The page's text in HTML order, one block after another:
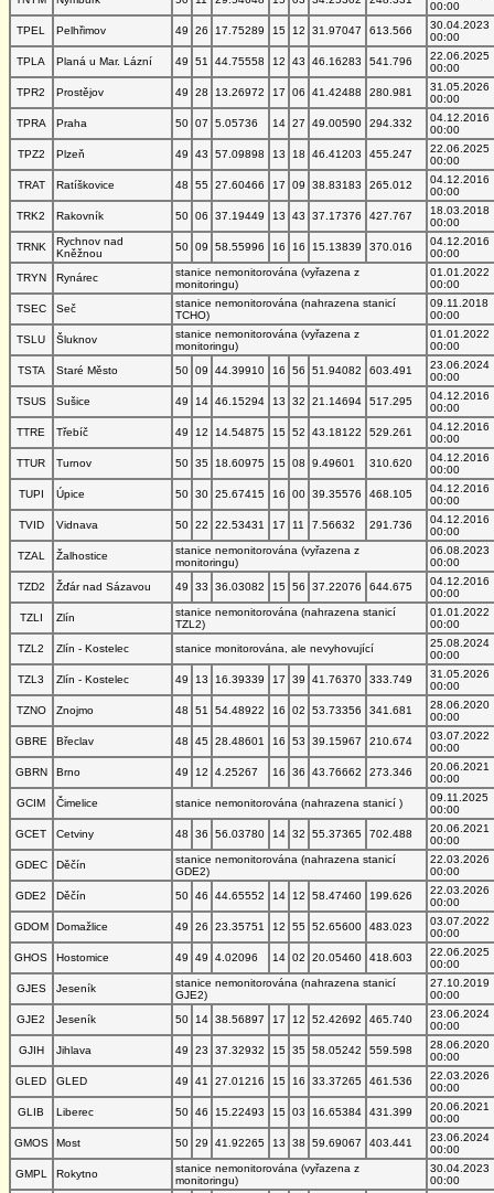
00:00
TPEL
Pelhřimov 49 26 17.75289 15 12 31.97047 613.566
30.04.2023
00:00
TPLA
Planá u Mar. Lázní 49 51 44.75558 12 43 46.16283 541.796
22.06.2025
00:00
TPR2
Prostějov 49 28 13.26972 17 06 41.42488 280.981
31.05.2026
00:00
TPRA
Praha 50 07 5.05736 14 27 49.00590 294.332
04.12.2016
00:00
TPZ2
Plzeň 49 43 57.09898 13 18 46.41203 455.247
22.06.2025
00:00
TRAT
Ratíškovice 48 55 27.60466 17 09 38.83183 265.012
04.12.2016
00:00
TRK2
Rakovník 50 06 37.19449 13 43 37.17376 427.767
18.03.2018
00:00
TRNK
Rychnov nad
Kněžnou
50 09 58.55996 16 16 15.13839 370.016
04.12.2016
00:00
TRYN
Rynárec
stanice nemonitorována (vyřazena z
monitoringu)
01.01.2022
00:00
TSEC
Seč
stanice nemonitorována (nahrazena stanicí
TCHO)
09.11.2018
00:00
TSLU
Šluknov
stanice nemonitorována (vyřazena z
monitoringu)
01.01.2022
00:00
TSTA
Staré Město 50 09 44.39910 16 56 51.94082 603.491
23.06.2024
00:00
TSUS
Sušice 49 14 46.15294 13 32 21.14694 517.295
04.12.2016
00:00
TTRE
Třebíč 49 12 14.54875 15 52 43.18122 529.261
04.12.2016
00:00
TTUR
Turnov 50 35 18.60975 15 08 9.49601 310.620
04.12.2016
00:00
TUPI
Úpice 50 30 25.67415 16 00 39.35576 468.105
04.12.2016
00:00
TVID
Vidnava 50 22 22.53431 17 11 7.56632 291.736
04.12.2016
00:00
TZAL
Žalhostice
stanice nemonitorována (vyřazena z
monitoringu)
06.08.2023
00:00
TZD2
Žďár nad Sázavou 49 33 36.03082 15 56 37.22076 644.675
04.12.2016
00:00
TZLI
Zlín
stanice nemonitorována (nahrazena stanicí
TZL2)
01.01.2022
00:00
TZL2
Zlín - Kostelec stanice monitorována, ale nevyhovující
25.08.2024
00:00
TZL3
Zlín - Kostelec 49 13 16.39339 17 39 41.76370 333.749
31.05.2026
00:00
TZNO
Znojmo 48 51 54.48922 16 02 53.73356 341.681
28.06.2020
00:00
GBRE
Břeclav 48 45 28.48601 16 53 39.15967 210.674
03.07.2022
00:00
GBRN
Brno 49 12 4.25267 16 36 43.76662 273.346
20.06.2021
00:00
GCIM
Čimelice stanice nemonitorována (nahrazena stanicí )
09.11.2025
00:00
GCET
Cetviny 48 36 56.03780 14 32 55.37365 702.488
20.06.2021
00:00
GDEC
Děčín
stanice nemonitorována (nahrazena stanicí
GDE2)
22.03.2026
00:00
GDE2
Děčín 50 46 44.65552 14 12 58.47460 199.626
22.03.2026
00:00
GDOM
Domažlice 49 26 23.35751 12 55 52.65600 483.023
03.07.2022
00:00
GHOS
Hostomice 49 49 4.02096 14 02 20.05460 418.603
22.06.2025
00:00
GJES
Jeseník
stanice nemonitorována (nahrazena stanicí
GJE2)
27.10.2019
00:00
GJE2
Jeseník 50 14 38.56897 17 12 52.42692 465.740
23.06.2024
00:00
GJIH
Jihlava 49 23 37.32932 15 35 58.05242 559.598
28.06.2020
00:00
GLED
GLED 49 41 27.01216 15 16 33.37265 461.536
22.03.2026
00:00
GLIB
Liberec 50 46 15.22493 15 03 16.65384 431.399
20.06.2021
00:00
GMOS
Most 50 29 41.92265 13 38 59.69067 403.441
23.06.2024
00:00
GMPL
Rokytno
stanice nemonitorována (vyřazena z
monitoringu)
30.04.2023
00:00